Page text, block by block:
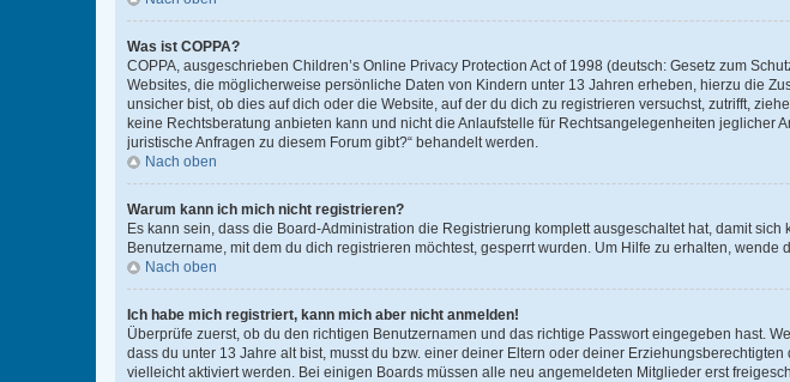
Was ist COPPA?
COPPA, ausgeschrieben Children’s Online Privacy Protection Act of 1998 (deutsch: Gesetz zum
Websites, die möglicherweise persönliche Daten von Kindern unter 13 Jahren erheben, hierzu die
unsicher bist, ob dies auf dich oder die Website, auf der du dich zu registrieren versuchst, zutrifft,
keine Rechtsberatung anbieten kann und nicht die Anlaufstelle für Rechtsangelegenheiten jeglicher
juristische Anfragen zu diesem Forum gibt?“ behandelt werden.
Nach oben
Warum kann ich mich nicht registrieren?
Es kann sein, dass die Board-Administration die Registrierung komplett ausgeschaltet hat, damit
Benutzername, mit dem du dich registrieren möchtest, gesperrt wurden. Um Hilfe zu erhalten, wende
Nach oben
Ich habe mich registriert, kann mich aber nicht anmelden!
Überprüfe zuerst, ob du den richtigen Benutzernamen und das richtige Passwort eingegeben hast.
dass du unter 13 Jahre alt bist, musst du bzw. einer deiner Eltern oder deiner
vielleicht aktiviert werden. Bei einigen Boards müssen alle neu angemeldeten Mitglieder erst